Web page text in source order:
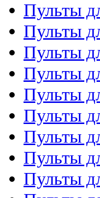
Пульты
Пульты
Пульты
Пульты
Пульты
Пульты
Пульты
Пульты
Пульты